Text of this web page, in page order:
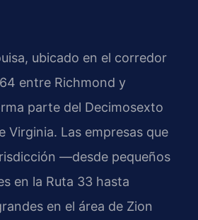
ubicado en el corredor
entre Richmond y
parte del Decimosexto
Virginia. Las empresas que
—desde pequeños
en la Ruta 33 hasta
en el área de Zion